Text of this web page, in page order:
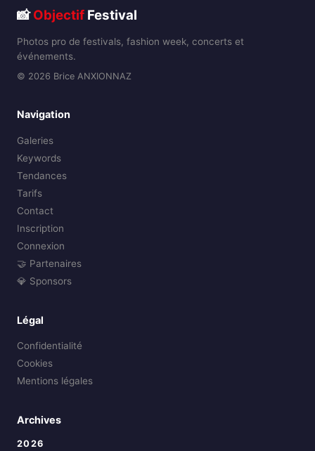
📸Objectif Festival
Photos pro de festivals, fashion week, concerts et
événements.
© 2026 Brice ANXIONNAZ
Navigation
Galeries
Keywords
Tendances
Tarifs
Contact
Inscription
Connexion
🤝 Partenaires
💎 Sponsors
Légal
Confidentialité
Cookies
Mentions légales
Archives
2026